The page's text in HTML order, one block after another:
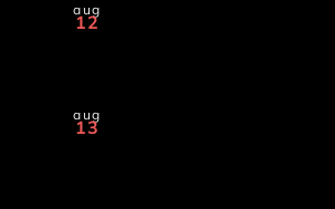
aug
12
aug
13